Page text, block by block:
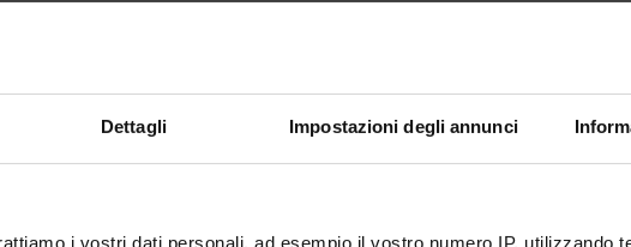
Dettagli Impostazioni degli annunci
AL PROGETTO